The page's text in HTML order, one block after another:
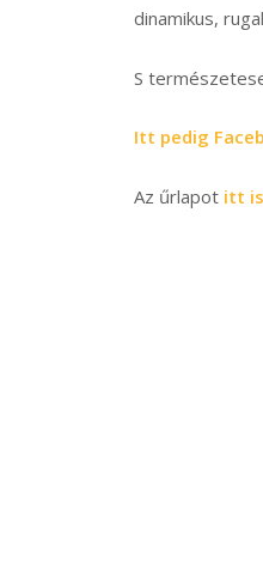
dinamikus,
S
Itt pedig
Az űrlapot itt